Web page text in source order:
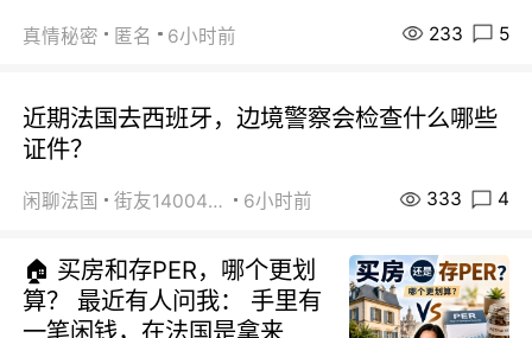
真情秘密 匿名 6小时前 233 5
近期法国去西班牙，边境警察会检查什么哪些
证件？
闲聊法国 街友14004820 6小时前 333 4
🏠 买房和存PER，哪个更划
算？ 最近有人问我： 手里有
一笔闲钱，在法国是拿来